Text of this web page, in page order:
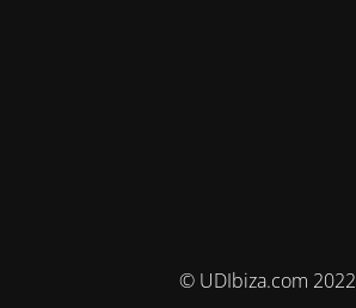
© UDIbiza.com 2022